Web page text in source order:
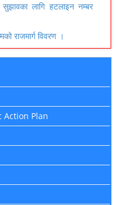
लागि हटलाइन नम्बर
राजमार्ग विवरण ।
Action Plan